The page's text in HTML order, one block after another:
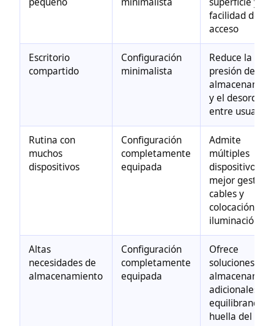
facilidad de
acceso
Escritorio
compartido
Configuración
minimalista
Reduce la
presión de
y el desorden
entre usuarios
Rutina con
muchos
dispositivos
Configuración
completamente
equipada
Admite
múltiples
dispositivos
mejor gestión
cables y
colocación de
iluminación
Altas
necesidades de
almacenamiento
Configuración
completamente
equipada
Ofrece
soluciones de
adicionales
equilibrando
huella del